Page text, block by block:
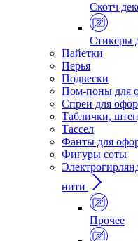
Скотч
Стикеры
Пайетки
Перья
Подвески
Пом-поны для
Спреи для
Таблички,
Тассел
Фанты для
Фигуры соты
нити
Прочее